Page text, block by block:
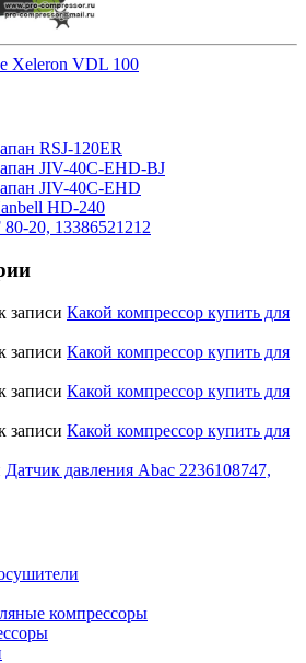
RSJ-120ER
JIV-40C-EHD-BJ
JIV-40C-EHD
HD-240
20, 13386521212
записи Какой компрессор купить для
записи Какой компрессор купить для
записи Какой компрессор купить для
записи Какой компрессор купить для
Датчик давления Abac 2236108747,
компрессоры